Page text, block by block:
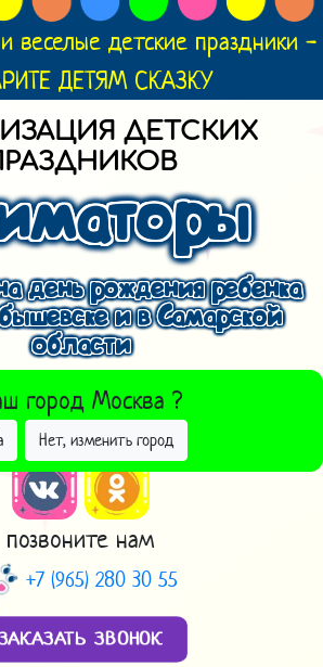
веселые детские праздники -
ДЕТЯМ СКАЗКУ
ДЕТСКИХ
день рождения ребенка
и в Самарской
области
город Москва ?
Нет, изменить город
ДРУГОЙ ГОРОД
позвоните нам
+7 (965) 280 30 55
ЗВОНОК